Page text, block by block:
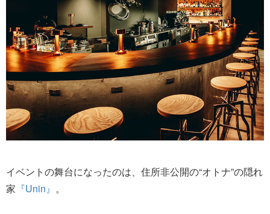
イベントの舞台になったのは、住所非公開の“オトナ”の隠れ
家 『Unin』 。